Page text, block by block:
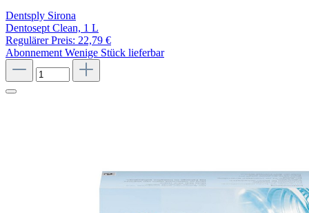
Dentsply Sirona
Dentosept Clean, 1 L
Regulärer Preis: 22,79 €
AbonnementWenige Stück lieferbar